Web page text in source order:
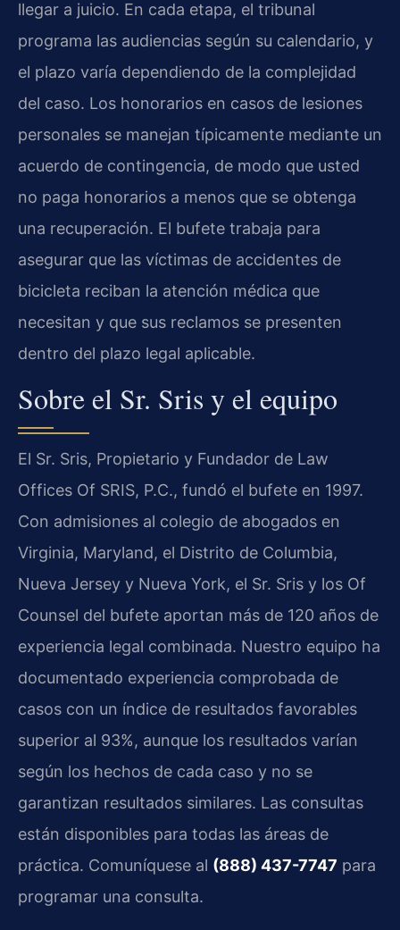
llegar a juicio. En cada etapa, el tribunal
programa las audiencias según su calendario, y
el plazo varía dependiendo de la complejidad
del caso. Los honorarios en casos de lesiones
personales se manejan típicamente mediante un
acuerdo de contingencia, de modo que usted
no paga honorarios a menos que se obtenga
una recuperación. El bufete trabaja para
asegurar que las víctimas de accidentes de
bicicleta reciban la atención médica que
necesitan y que sus reclamos se presenten
dentro del plazo legal aplicable.
Sobre el Sr. Sris y el equipo
El Sr. Sris, Propietario y Fundador de Law
Offices Of SRIS, P.C., fundó el bufete en 1997.
Con admisiones al colegio de abogados en
Virginia, Maryland, el Distrito de Columbia,
Nueva Jersey y Nueva York, el Sr. Sris y los Of
Counsel del bufete aportan más de 120 años de
experiencia legal combinada. Nuestro equipo ha
documentado experiencia comprobada de
casos con un índice de resultados favorables
superior al 93%, aunque los resultados varían
según los hechos de cada caso y no se
garantizan resultados similares. Las consultas
están disponibles para todas las áreas de
práctica. Comuníquese al (888) 437-7747 para
programar una consulta.